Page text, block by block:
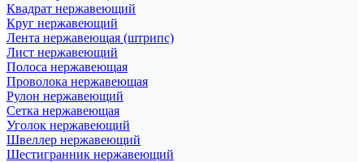
Квадрат нержавеющий
Круг нержавеющий
Лента нержавеющая (штрипс)
Лист нержавеющий
Полоса нержавеющая
Проволока нержавеющая
Рулон нержавеющий
Сетка нержавеющая
Уголок нержавеющий
Швеллер нержавеющий
Шестигранник нержавеющий